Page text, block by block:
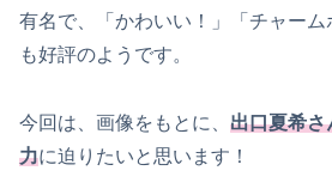
有名で、「かわいい！」「チャー
も好評のようです。
今回は、画像をもとに、 出口夏希さ
力に迫りたいと思います！